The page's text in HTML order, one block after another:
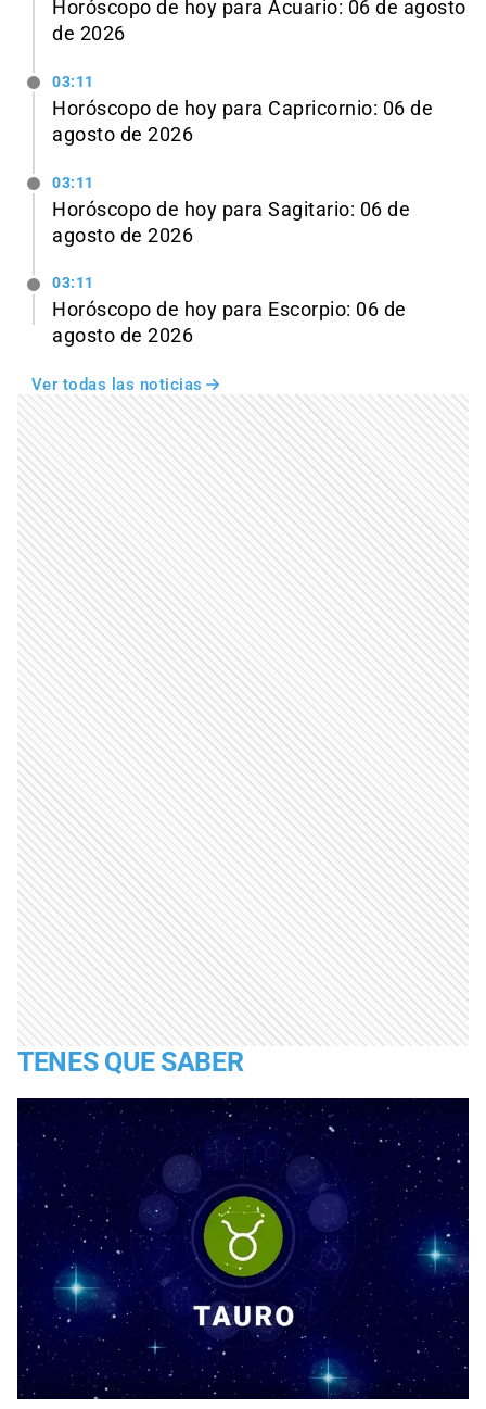
Horóscopo de hoy para Acuario: 06 de agosto
de 2026
03:11
Horóscopo de hoy para Capricornio: 06 de
agosto de 2026
03:11
Horóscopo de hoy para Sagitario: 06 de
agosto de 2026
03:11
Horóscopo de hoy para Escorpio: 06 de
agosto de 2026
Ver todas las noticias
TENES QUE SABER